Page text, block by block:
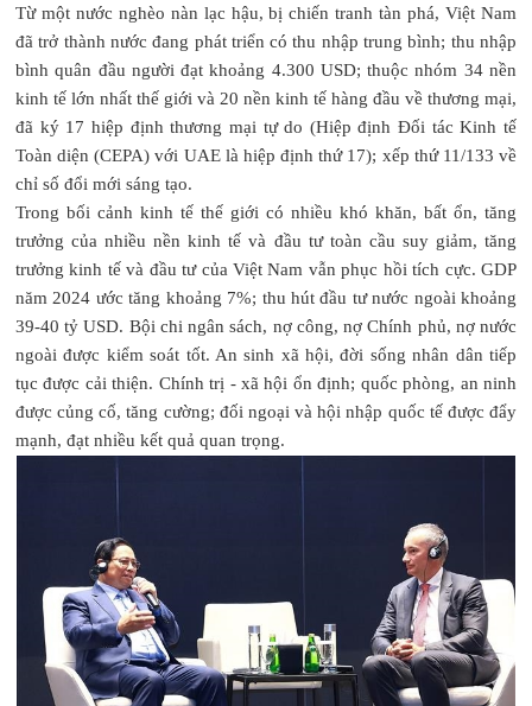
Từ một nước nghèo nàn lạc hậu, bị chiến tranh tàn phá, Việt Nam
đã trở thành nước đang phát triển có thu nhập trung bình; thu nhập
bình quân đầu người đạt khoảng 4.300 USD; thuộc nhóm 34 nền
kinh tế lớn nhất thế giới và 20 nền kinh tế hàng đầu về thương mại,
đã ký 17 hiệp định thương mại tự do (Hiệp định Đối tác Kinh tế
Toàn diện (CEPA) với UAE là hiệp định thứ 17); xếp thứ 11/133 về
chỉ số đổi mới sáng tạo.
Trong bối cảnh kinh tế thế giới có nhiều khó khăn, bất ổn, tăng
trưởng của nhiều nền kinh tế và đầu tư toàn cầu suy giảm, tăng
trưởng kinh tế và đầu tư của Việt Nam vẫn phục hồi tích cực. GDP
năm 2024 ước tăng khoảng 7%; thu hút đầu tư nước ngoài khoảng
39-40 tỷ USD. Bội chi ngân sách, nợ công, nợ Chính phủ, nợ nước
ngoài được kiểm soát tốt. An sinh xã hội, đời sống nhân dân tiếp
tục được cải thiện. Chính trị - xã hội ổn định; quốc phòng, an ninh
được củng cố, tăng cường; đối ngoại và hội nhập quốc tế được đẩy
mạnh, đạt nhiều kết quả quan trọng.